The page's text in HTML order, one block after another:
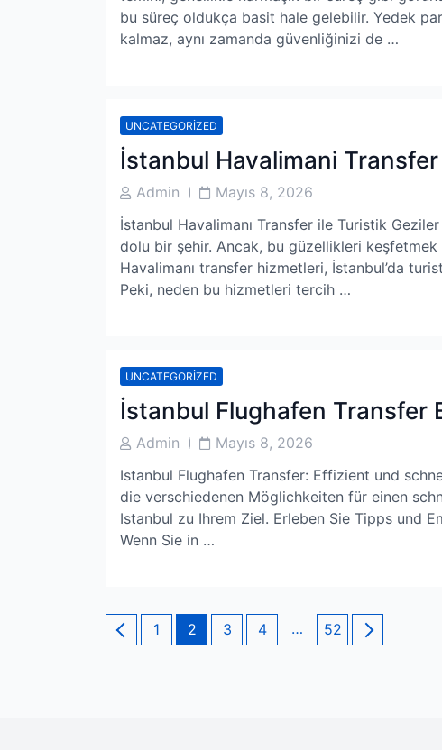
bu süreç oldukça basit hale gelebilir. Yedek
kalmaz, aynı zamanda güvenliğinizi de …
UNCATEGORIZED
İstanbul Havalimani
PostAdmin
PostMayıs 8, 2026
İstanbul Havalimanı Transfer ile Turistik
dolu bir şehir. Ancak, bu güzellikleri keşfetmek
Havalimanı transfer hizmetleri, İstanbul’da
Peki, neden bu hizmetleri tercih …
UNCATEGORIZED
İstanbul Flughafen Transfer
PostAdmin
PostMayıs 8, 2026
Istanbul Flughafen Transfer: Effizient und
die verschiedenen Möglichkeiten für einen
Istanbul zu Ihrem Ziel. Erleben Sie Tipps und
Wenn Sie in …
Yazı
sayfalaması
Page
1 Page
2 Page
3 Page
4 … Page
52